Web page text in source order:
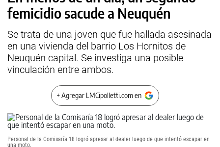
femicidio sacude a Neuquén
Se trata de una joven que fue hallada asesinada
en una vivienda del barrio Los Hornitos de
Neuquén capital. Se investiga una posible
vinculación entre ambos.
+ Agregar LMCipolletti.com en
Personal de la Comisaría 18 logró apresar al dealer luego de que intentó escapar en
una moto.